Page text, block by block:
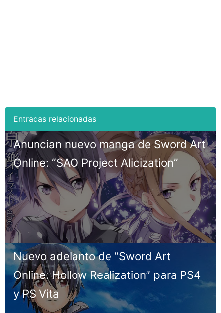
Anuncian nuevo manga de Sword Art
Online: “SAO Project Alicization”
Nuevo adelanto de “Sword Art
Online: Hollow Realization” para PS4
y PS Vita